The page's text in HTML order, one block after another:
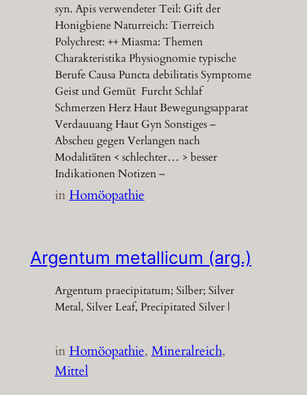
syn. Apis verwendeter Teil: Gift der
Honigbiene Naturreich: Tierreich
Polychrest: ++ Miasma: Themen
Charakteristika Physiognomie typische
Berufe Causa Puncta debilitatis Symptome
Geist und Gemüt Furcht Schlaf
Schmerzen Herz Haut Bewegungsapparat
Verdauuang Haut Gyn Sonstiges –
Abscheu gegen Verlangen nach
Modalitäten < schlechter… > besser
Indikationen Notizen –
inHomöopathie
Argentum metallicum (arg.)
Argentum praecipitatum; Silber; Silver
Metal, Silver Leaf, Precipitated Silver |
inHomöopathie, Mineralreich
Mittel